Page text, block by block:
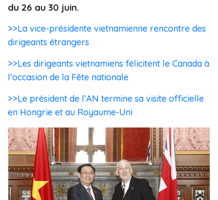
du 26 au 30 juin.
>>La vice-présidente vietnamienne rencontre des
dirigeants étrangers
>>Les dirigeants vietnamiens félicitent le Canada à
l'occasion de la Fête nationale
>>Le président de l’AN termine sa visite officielle
en Hongrie et au Royaume-Uni